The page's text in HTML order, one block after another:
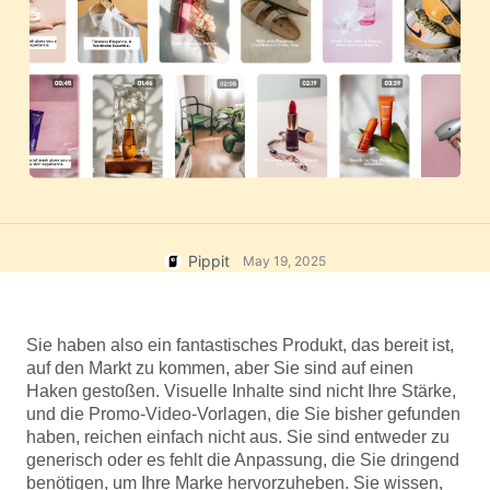
Jetzt bearbeiten
KI-Produktbilder
KI-Avatare und -Stimmen
Nutze eine Vielzahl realistischer
Hilfezentrum
Nutzer*innenkonto
Asset-Verwaltung
Veröffentlichung und Analyse
Produktbilder
1-Klick-Lösung für Videos
7 Werbeplakat-Ideen
Tipps für Unternehmen
KI-gestützte Produktposter
Die 5 wichtigsten Arten von
Geschäftsvideos
KI-generierter
Tipps für verkaufsfördernde
erstellen
TikTok Video-Werbeleitfaden
Pippit May 19, 2025
Sie haben also ein fantastisches Produkt, das bereit ist,
auf den Markt zu kommen, aber Sie sind auf einen
Haken gestoßen. Visuelle Inhalte sind nicht Ihre Stärke,
und die Promo-Video-Vorlagen, die Sie bisher gefunden
haben, reichen einfach nicht aus. Sie sind entweder zu
generisch oder es fehlt die Anpassung, die Sie dringend
benötigen, um Ihre Marke hervorzuheben. Sie wissen,